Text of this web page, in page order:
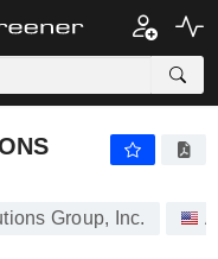
Group, Inc.